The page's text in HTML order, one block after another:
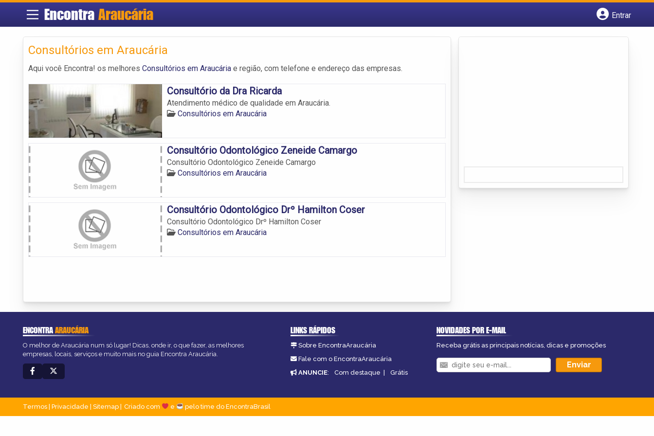
Encontra Araucária
Entrar
Consultórios em Araucária
Aqui você Encontra! os melhores Consultórios em Araucária e região, com telefone e endereço das empresas.
Consultório da Dra Ricarda
Atendimento médico de qualidade em Araucária.
Consultórios em Araucária
Consultório Odontológico Zeneide Camargo
Consultório Odontológico Zeneide Camargo
Consultórios em Araucária
Consultório Odontológico Drº Hamilton Coser
Consultório Odontológico Drº Hamilton Coser
Consultórios em Araucária
ENCONTRAARAUCÁRIA
O melhor de Araucária num só lugar! Dicas, onde ir, o que fazer, as melhores
empresas, locais, serviços e muito mais no guia Encontra Araucária.
LINKS RÁPIDOS
Sobre EncontraAraucária
Fale com o EncontraAraucária
ANUNCIE: Com destaque | Grátis
NOVIDADES POR E-MAIL
Receba grátis as principais notícias, dicas e promoções
Termos Privacidade Sitemap Criado com e pelo time do EncontraBrasil